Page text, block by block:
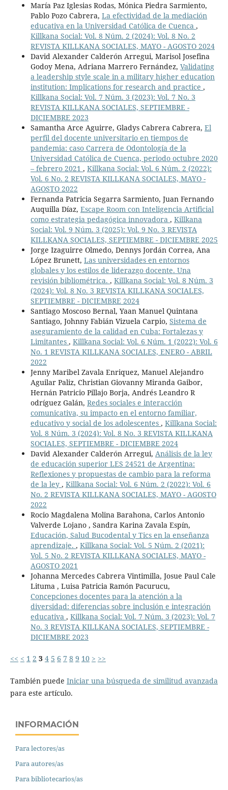
María Paz Iglesias Rodas, Mónica Piedra Sarmiento,
Pablo Pozo Cabrera, La efectividad de la mediación
educativa en la Universidad Católica de Cuenca ,
Killkana Social: Vol. 8 Núm. 2 (2024): Vol. 8 No. 2
REVISTA KILLKANA SOCIALES, MAYO - AGOSTO 2024
David Alexander Calderón Arregui, Marisol Josefina
Godoy Mena, Adriana Marrero Fernández, Validating
a leadership style scale in a military higher education
institution: Implications for research and practice ,
Killkana Social: Vol. 7 Núm. 3 (2023): Vol. 7 No. 3
REVISTA KILLKANA SOCIALES, SEPTIEMBRE -
DICIEMBRE 2023
Samantha Arce Aguirre, Gladys Cabrera Cabrera, El
perfil del docente universitario en tiempos de
pandemia: caso Carrera de Odontología de la
Universidad Católica de Cuenca, periodo octubre 2020
– febrero 2021 , Killkana Social: Vol. 6 Núm. 2 (2022):
Vol. 6 No. 2 REVISTA KILLKANA SOCIALES, MAYO -
AGOSTO 2022
Fernanda Patricia Segarra Sarmiento, Juan Fernando
Auquilla Díaz, Escape Room con Inteligencia Artificial
como estrategia pedagógica innovadora , Killkana
Social: Vol. 9 Núm. 3 (2025): Vol. 9 No. 3 REVISTA
KILLKANA SOCIALES, SEPTIEMBRE - DICIEMBRE 2025
Jorge Izaguirre Olmedo, Dennys Jordán Correa, Ana
López Brunett, Las universidades en entornos
globales y los estilos de liderazgo docente. Una
revisión bibliométrica. , Killkana Social: Vol. 8 Núm. 3
(2024): Vol. 8 No. 3 REVISTA KILLKANA SOCIALES,
SEPTIEMBRE - DICIEMBRE 2024
Santiago Moscoso Bernal, Yaan Manuel Quintana
Santiago, Johnny Fabián Vizuela Carpio, Sistema de
aseguramiento de la calidad en Cuba: Fortalezas y
Limitantes , Killkana Social: Vol. 6 Núm. 1 (2022): Vol. 6
No. 1 REVISTA KILLKANA SOCIALES, ENERO - ABRIL
2022
Jenny Maribel Zavala Enriquez, Manuel Alejandro
Aguilar Paliz, Christian Giovanny Miranda Gaibor,
Hernán Patricio Pillajo Borja, Andrés Leandro R
odríguez Galán, Redes sociales e interacción
comunicativa, su impacto en el entorno familiar,
educativo y social de los adolescentes , Killkana Social:
Vol. 8 Núm. 3 (2024): Vol. 8 No. 3 REVISTA KILLKANA
SOCIALES, SEPTIEMBRE - DICIEMBRE 2024
David Alexander Calderón Arregui, Análisis de la ley
de educación superior LES 24521 de Argentina:
Reflexiones y propuestas de cambio para la reforma
de la ley , Killkana Social: Vol. 6 Núm. 2 (2022): Vol. 6
No. 2 REVISTA KILLKANA SOCIALES, MAYO - AGOSTO
2022
Rocio Magdalena Molina Barahona, Carlos Antonio
Valverde Lojano , Sandra Karina Zavala Espín,
Educación, Salud Bucodental y Tics en la enseñanza
aprendizaje. , Killkana Social: Vol. 5 Núm. 2 (2021):
Vol. 5 No. 2 REVISTA KILLKANA SOCIALES, MAYO -
AGOSTO 2021
Johanna Mercedes Cabrera Vintimilla, Josue Paul Cale
Lituma , Luisa Patricia Ramón Pacurucu,
Concepciones docentes para la atención a la
diversidad: diferencias sobre inclusión e integración
educativa , Killkana Social: Vol. 7 Núm. 3 (2023): Vol. 7
No. 3 REVISTA KILLKANA SOCIALES, SEPTIEMBRE -
DICIEMBRE 2023
<< < 1 2 3 4 5 6 7 8 9 10 > >>
También puede Iniciar una búsqueda de similitud avanzada
para este artículo.
INFORMACIÓN
Para lectores/as
Para autores/as
Para bibliotecarios/as